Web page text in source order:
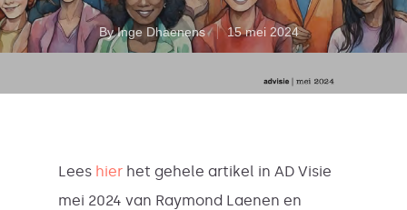
ByInge Dhaenens 15 mei 2024
Lees hier het gehele artikel in AD Visie
mei 2024 van Raymond Laenen en